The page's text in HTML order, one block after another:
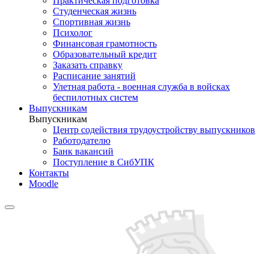
Студенческая жизнь
Спортивная жизнь
Психолог
Финансовая грамотность
Образовательный кредит
Заказать справку
Расписание занятий
Улетная работа - военная служба в войсках
беспилотных систем
Выпускникам
Выпускникам
Центр содействия трудоустройству выпускников
Работодателю
Банк вакансий
Поступление в СибУПК
Контакты
Moodle